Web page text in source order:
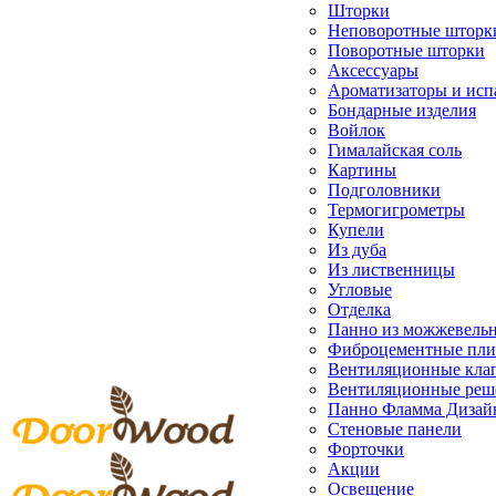
Шторки
Неповоротные
Поворотные шторки
Аксессуары
Ароматизаторы и
Бондарные изделия
Войлок
Гималайская соль
Картины
Подголовники
Термогигрометры
Купели
Из дуба
Из лиственницы
Угловые
Отделка
Панно из
Фиброцементные
Вентиляционные
Вентиляционные
Панно Фламма
Стеновые панели
Форточки
Акции
Освещение